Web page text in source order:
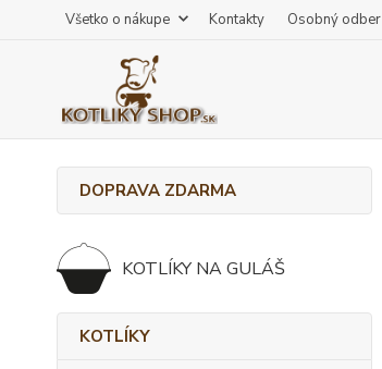
Všetko o nákupe Kontakty Osobný odber
DOPRAVA ZDARMA
KOTLÍKY NA GULÁŠ
KOTLÍKY